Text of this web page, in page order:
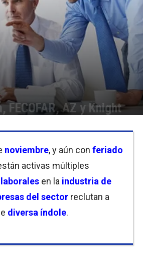
FECOFAR, AZ y Knight
noviembre, y aún con feriado
activas múltiples
en la industria de
del sector reclutan a
diversa índole.